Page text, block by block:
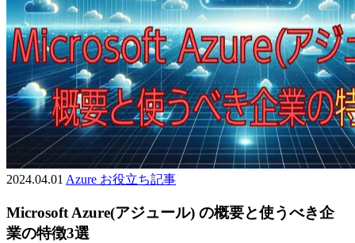
2024.04.01 Azure お役立ち記事
Microsoft Azure(アジュール) の概要と使うべき企
業の特徴3選